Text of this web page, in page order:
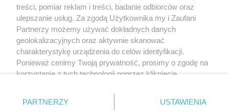
O nas
treści, pomiar reklam i treści, badanie odbiorców oraz
ulepszanie usług. Za zgodą Użytkownika my i Zaufani
Partnerzy możemy używać dokładnych danych
geolokalizacyjnych oraz aktywnie skanować
charakterystykę urządzenia do celów identyfikacji.
Ponieważ cenimy Twoją prywatność, prosimy o zgodę na
korzystanie z tych technologii poprzez kliknięcie
zmienić/wycofać klikając przycisk ustawień prywatności
znajdujący się w lewym dolnym rogu strony
PARTNERZY USTAWIENIA